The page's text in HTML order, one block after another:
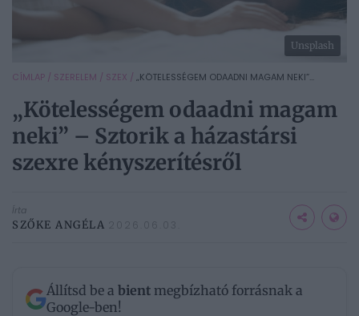
Unsplash
CÍMLAP / SZERELEM / SZEX / „KÖTELESSÉGEM ODAADNI MAGAM NEKI”...
„Kötelességem odaadni magam
neki” – Sztorik a házastársi
szexre kényszerítésről
Írta
SZŐKE ANGÉLA 2026.06.03.
Állítsd be a bient megbízható forrásnak a
Google-ben!